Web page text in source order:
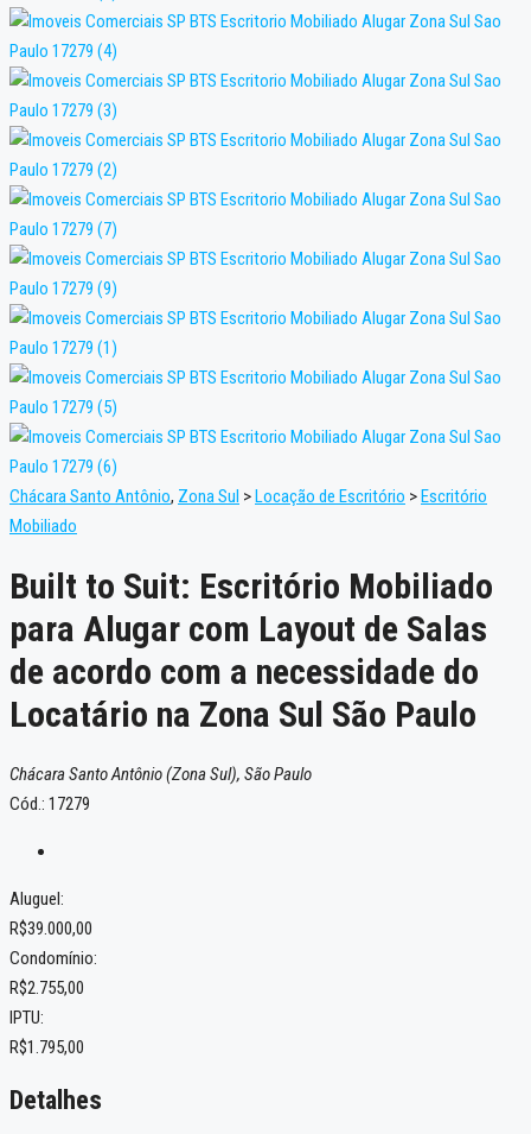
Chácara Santo Antônio, Zona Sul >Locação de Escritório >Escritório
Mobiliado
Built to Suit: Escritório Mobiliado
para Alugar com Layout de Salas
de acordo com a necessidade do
Locatário na Zona Sul São Paulo
Chácara Santo Antônio (Zona Sul), São Paulo
Cód.: 17279
Aluguel:
R$39.000,00
Condomínio:
R$2.755,00
IPTU:
R$1.795,00
Detalhes